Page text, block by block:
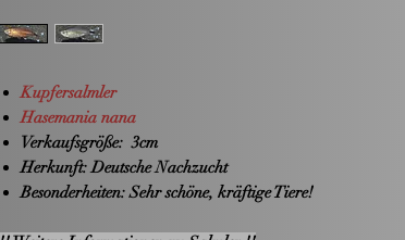
Kupfersalmler
Hasemania nana
Verkaufsgröße: 3cm
Herkunft:Deutsche Nachzucht
Besonderheiten:Sehr schöne, kräftige Tiere!